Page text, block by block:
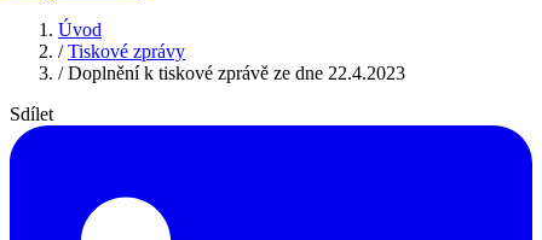
Úvod
/ Tiskové zprávy
/ Doplnění k tiskové zprávě ze dne 22.4.2023
Sdílet